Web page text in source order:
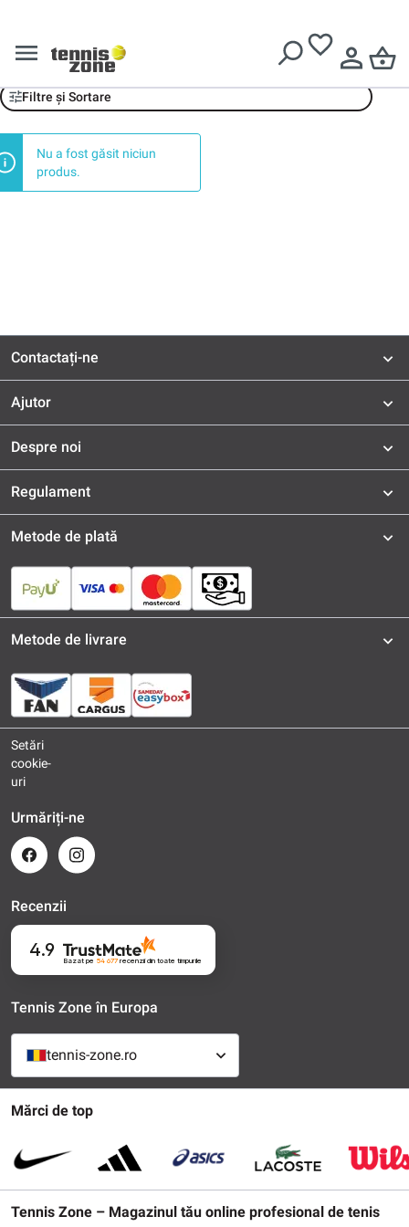
Carreblanc
Filtre și Sortare
Nu a fost găsit niciun
produs.
Contactați-ne
Ajutor
Despre noi
Regulament
Mărci de top
Tennis Zone – Magazinul tău online profesional de tenis
Metode de plată
Metode de livrare
Setări
cookie-
uri
Urmăriți-ne
Recenzii
4.9
Bazat pe 54 677recenziidin toate timpurile
Tennis Zone în Europa
tennis-zone.ro